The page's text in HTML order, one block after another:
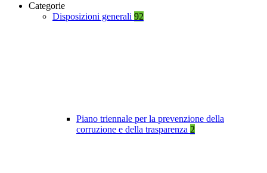
Categorie
Disposizioni generali 92
Piano triennale per la prevenzione della
corruzione e della trasparenza 2